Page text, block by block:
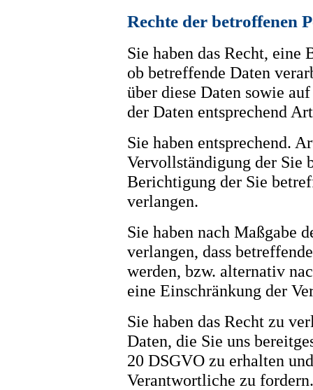
Rechte der betroffenen
Sie haben das Recht, eine
ob betreffende Daten
über diese Daten sowie
der Daten entsprechend
Sie haben entsprechend.
Vervollständigung der Sie
Berichtigung der Sie
verlangen.
Sie haben nach Maßgabe
verlangen, dass
werden, bzw. alternativ
eine Einschränkung der
Sie haben das Recht zu
Daten, die Sie uns
20 DSGVO zu erhalten
Verantwortliche zu fordern.